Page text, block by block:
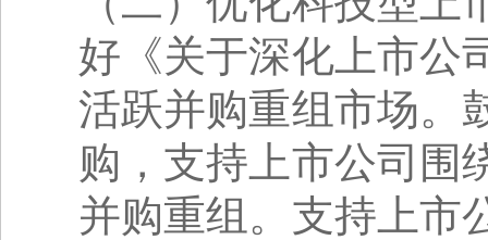
好《关于深化上市公
活跃并购重组市场。
购，支持上市公司围
并购重组。支持上市